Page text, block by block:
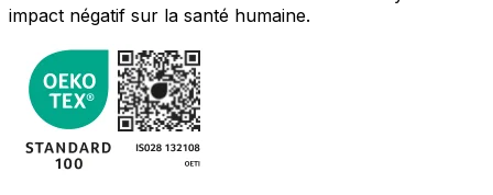
impact négatif sur la santé humaine.